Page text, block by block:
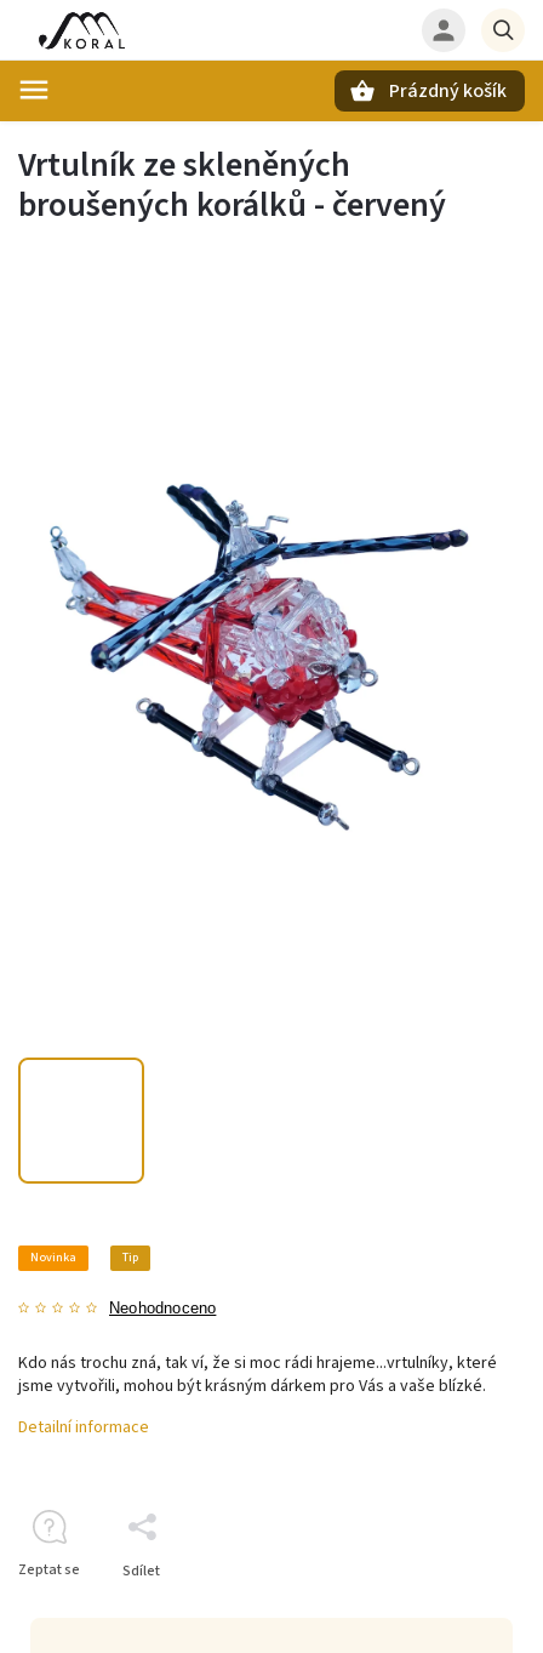
Prázdný košík
Vrtulník ze skleněných
broušených korálků - červený
Novinka Tip
Neohodnoceno
Kdo nás trochu zná, tak ví, že si moc rádi hrajeme...vrtulníky, které
jsme vytvořili, mohou být krásným dárkem pro Vás a vaše blízké.
Detailní informace
Zeptat se Sdílet